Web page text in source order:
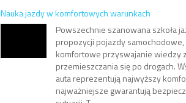
Nauka jazdy w komfortowych warunkach
Powszechnie szanowana szkoła
propozycji pojazdy
komfortowe przyswajanie wiedzy
przemieszczania się po drogach.
auta reprezentują najwyższy
najważniejsze gwarantują